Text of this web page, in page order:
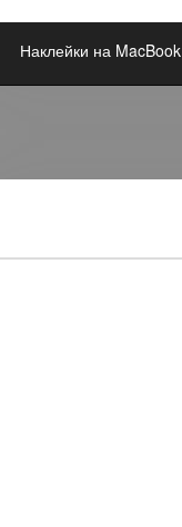
Наклейки на MacBook